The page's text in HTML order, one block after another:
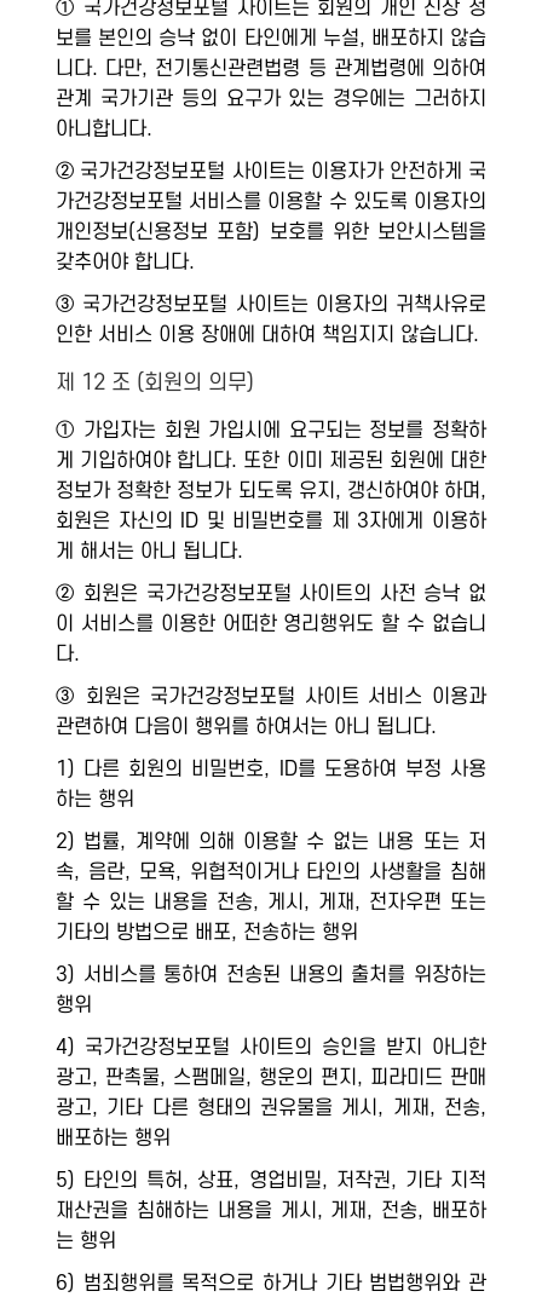
① 국가건강정보포털 사이트는 회원의 개인 신상 정
보를 본인의 승낙 없이 타인에게 누설, 배포하지 않습
니다. 다만, 전기통신관련법령 등 관계법령에 의하여
관계 국가기관 등의 요구가 있는 경우에는 그러하지
아니합니다.
② 국가건강정보포털 사이트는 이용자가 안전하게 국
가건강정보포털 서비스를 이용할 수 있도록 이용자의
개인정보(신용정보 포함) 보호를 위한 보안시스템을
갖추어야 합니다.
③ 국가건강정보포털 사이트는 이용자의 귀책사유로
인한 서비스 이용 장애에 대하여 책임지지 않습니다.
제 12 조 (회원의 의무)
① 가입자는 회원 가입시에 요구되는 정보를 정확하
게 기입하여야 합니다. 또한 이미 제공된 회원에 대한
정보가 정확한 정보가 되도록 유지, 갱신하여야 하며,
회원은 자신의 ID 및 비밀번호를 제 3자에게 이용하
게 해서는 아니 됩니다.
② 회원은 국가건강정보포털 사이트의 사전 승낙 없
이 서비스를 이용한 어떠한 영리행위도 할 수 없습니
다.
③ 회원은 국가건강정보포털 사이트 서비스 이용과
관련하여 다음이 행위를 하여서는 아니 됩니다.
1) 다른 회원의 비밀번호, ID를 도용하여 부정 사용
하는 행위
2) 법률, 계약에 의해 이용할 수 없는 내용 또는 저
속, 음란, 모욕, 위협적이거나 타인의 사생활을 침해
할 수 있는 내용을 전송, 게시, 게재, 전자우편 또는
기타의 방법으로 배포, 전송하는 행위
3) 서비스를 통하여 전송된 내용의 출처를 위장하는
행위
4) 국가건강정보포털 사이트의 승인을 받지 아니한
광고, 판촉물, 스팸메일, 행운의 편지, 피라미드 판매
광고, 기타 다른 형태의 권유물을 게시, 게재, 전송,
배포하는 행위
5) 타인의 특허, 상표, 영업비밀, 저작권, 기타 지적
재산권을 침해하는 내용을 게시, 게재, 전송, 배포하
는 행위
6) 범죄행위를 목적으로 하거나 기타 범법행위와 관